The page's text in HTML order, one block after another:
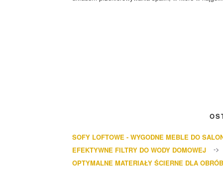
SOFY LOFTOWE - WYGODNE MEBLE DO
EFEKTYWNE FILTRY DO WODY DOMOWEJ
OPTYMALNE MATERIAŁY ŚCIERNE DLA